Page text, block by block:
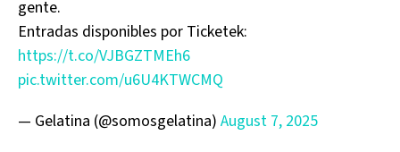
gente.
Entradas disponibles por Ticketek:
https://t.co/VJBGZTMEh6
pic.twitter.com/u6U4KTWCMQ
— Gelatina (@somosgelatina) August 7, 2025